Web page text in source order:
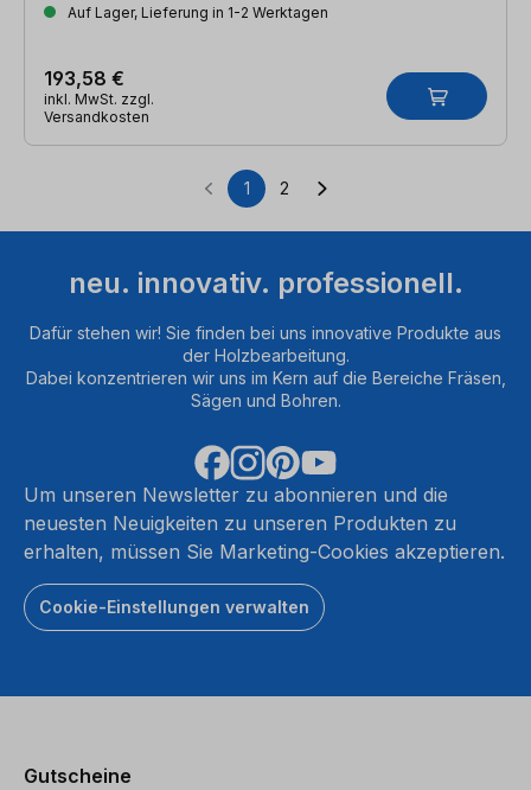
Auf Lager, Lieferung in 1-2 Werktagen
193,58 €
inkl. MwSt. zzgl.
Versandkosten
Seite
1 Seite
2
neu. innovativ. professionell.
Dafür stehen wir! Sie finden bei uns innovative Produkte aus
der Holzbearbeitung.
Dabei konzentrieren wir uns im Kern auf die Bereiche Fräsen,
Sägen und Bohren.
Um unseren Newsletter zu abonnieren und die
neuesten Neuigkeiten zu unseren Produkten zu
erhalten, müssen Sie Marketing-Cookies akzeptieren.
Cookie-Einstellungen verwalten
Gutscheine